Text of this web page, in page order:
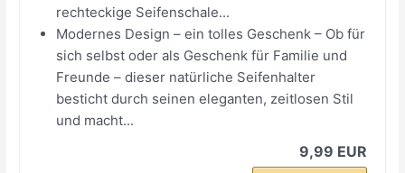
rechteckige Seifenschale...
Modernes Design – ein tolles Geschenk – Ob für
sich selbst oder als Geschenk für Familie und
Freunde – dieser natürliche Seifenhalter
besticht durch seinen eleganten, zeitlosen Stil
und macht...
9,99 EUR